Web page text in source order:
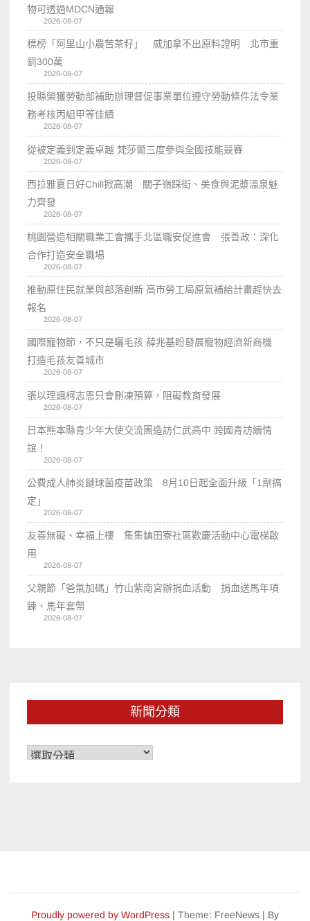
物可透過MDCN通報
2026-08-07
標榜「阿里山小農苦茶籽」 威加拿不出原料證明 北市重
罰300萬
2026-08-07
投縣榮獲勞動部補助辦理督促事業單位遵守勞動條件法令業
務考核丙組甲等佳績
2026-08-07
從被定義到定義卓越 梵莎爾三度參與全國技能競賽
2026-08-07
西拉雅夏日好Chill掀高潮 關子嶺踩街、美食與泥漿溫泉魅
力齊發
2026-08-07
桃園營造相關職業工會攜手北區職安促進會 張善政：深化
合作打造安全職場
2026-08-07
推動原住民就業與部落創新 高市勞工局原氣補給計畫趕快去
報名
2026-08-07
國際寵物節，不只是曬毛孩 薛兆基盼發展寵物經濟新商機
打造毛孩友善城市
2026-08-07
張以理諷柯志恩只會刪凍預算，阻礙教育發展
2026-08-07
日本熊本縣青少年大使交流團造訪仁武高中 跨國青訪續情
誼！
2026-08-07
公費成人肺炎鏈球菌疫苗政策 8月10日起全面升級「1劑搞
定」
2026-08-07
友善無礙、幸福上樓 集集鎮田寮社區歡慶活動中心電梯啟
用
2026-08-07
父親節「爸氣加碼」竹山紫南宮辦捐血活動 捐血送馬年項
鍊、馬年套幣
2026-08-07
新聞分類
新
Proudly powered by WordPress | Theme: FreeNews | By